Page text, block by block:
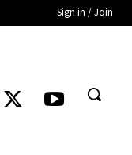
Sign in / Join